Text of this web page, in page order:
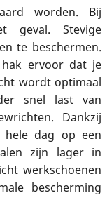
worden. Bij
geval. Stevige
te beschermen.
ervoor dat je
wordt optimaal
snel last van
Dankzij
hele dag op een
zijn lager in
werkschoenen
bescherming